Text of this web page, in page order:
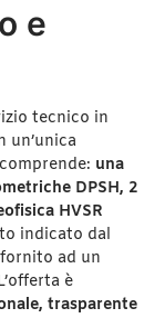
e
tecnico in
una
DPSH, 2
HVSR
indicato dal
ad un
è
trasparente